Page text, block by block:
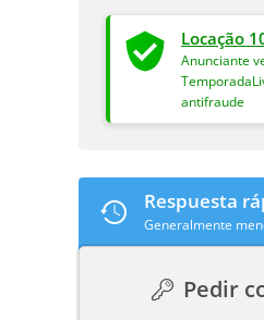
Locação
Anunciante
antifraude
Respuesta
Generalmente
Pedir